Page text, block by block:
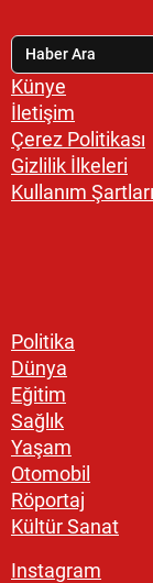
Künye
İletişim
Çerez Politikası
Gizlilik İlkeleri
Kullanım Şartları
Politika
Dünya
Eğitim
Sağlık
Yaşam
Otomobil
Röportaj
Kültür Sanat
Instagram